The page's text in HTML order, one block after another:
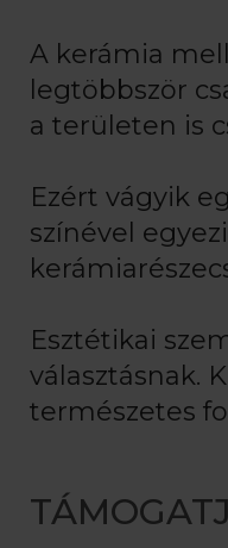
A kerámia
legtöbbször
a területen is
Ezért vágyik
színével
Esztétikai
választásnak.
természetes